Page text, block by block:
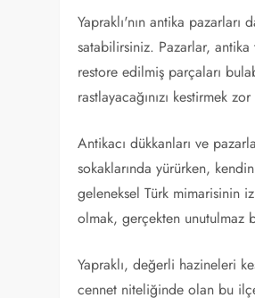
Yapraklı'nın antika
satabilirsiniz. Pazarlar,
restore edilmiş parçaları
rastlayacağınızı kestirmek
Antikacı dükkanları ve
sokaklarında yürürken,
geleneksel Türk mimarisinin
olmak, gerçekten unutulmaz
Yapraklı, değerli hazineleri
cennet niteliğinde olan bu